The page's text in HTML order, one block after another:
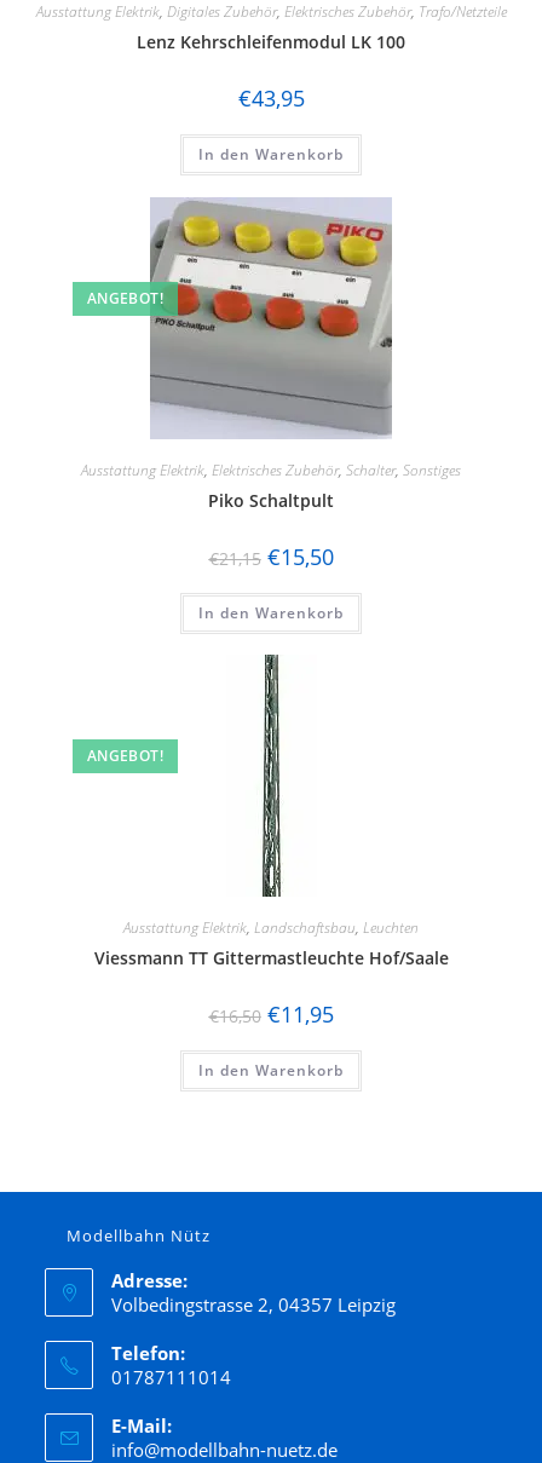
Ausstattung Elektrik, Digitales Zubehör, Elektrisches Zubehör, Trafo/Netzteile
Lenz Kehrschleifenmodul LK 100
€43,95
In den Warenkorb
ANGEBOT!
Ausstattung Elektrik, Elektrisches Zubehör, Schalter, Sonstiges
Piko Schaltpult
€21,15 €15,50
In den Warenkorb
ANGEBOT!
Ausstattung Elektrik, Landschaftsbau, Leuchten
Viessmann TT Gittermastleuchte Hof/Saale
€16,50 €11,95
In den Warenkorb
Modellbahn Nütz
Adresse:
Volbedingstrasse 2, 04357 Leipzig
Telefon:
01787111014
E-Mail:
info@modellbahn-nuetz.de